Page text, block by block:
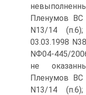
Пленумов
N13/14
03.03.1998
NФ04-445/
не
Пленумов
N13/14